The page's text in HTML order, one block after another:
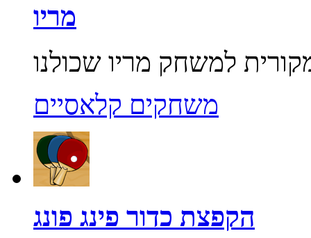
מריו
משחקים קלאסיים
הקפצת כדור פינג פונג